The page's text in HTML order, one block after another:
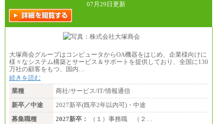
07月29日更新
大塚商会グループはコンピュータからOA機器をはじめ、企業様向けに
様々なシステム構築とサービス＆サポートを提供しており、全国に130
万社の顧客をもつ、国内…
続きを読む
業種
商社/サービス/IT/情報通信
新卒／中途
2027新卒(既卒2年以内可)・中途
募集職種
2027新卒：
（１）事務職 （２…